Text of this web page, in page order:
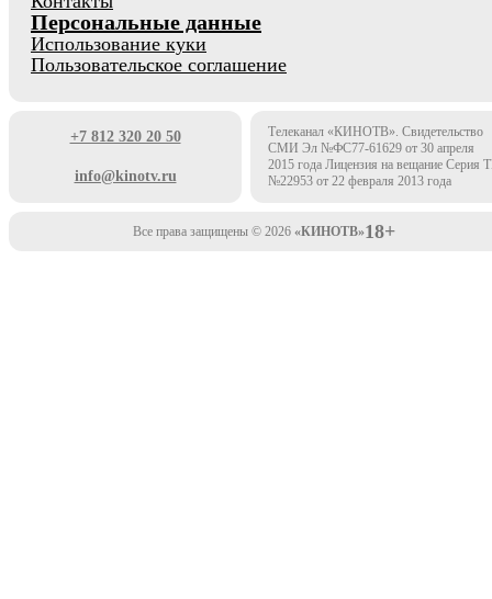
Персональные данные
Использование куки
Пользовательское соглашение
+7 812 320 20 50
info@kinotv.ru
Телеканал «КИНОТВ». Свидетельство
СМИ Эл №ФС77-61629 от 30 апреля
2015 года Лицензия на вещание Серия
№22953 от 22 февраля 2013 года
Все права защищены © 2026 «КИНОТВ»18+